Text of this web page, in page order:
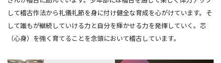
して稽古作法から礼儀礼節を身に付け健全な育成を心がけています。そ
して誰もが継続していける力と自分を輝かせる力を発揮していく。芯
（心身）を強く育てることを念頭において稽古しています。